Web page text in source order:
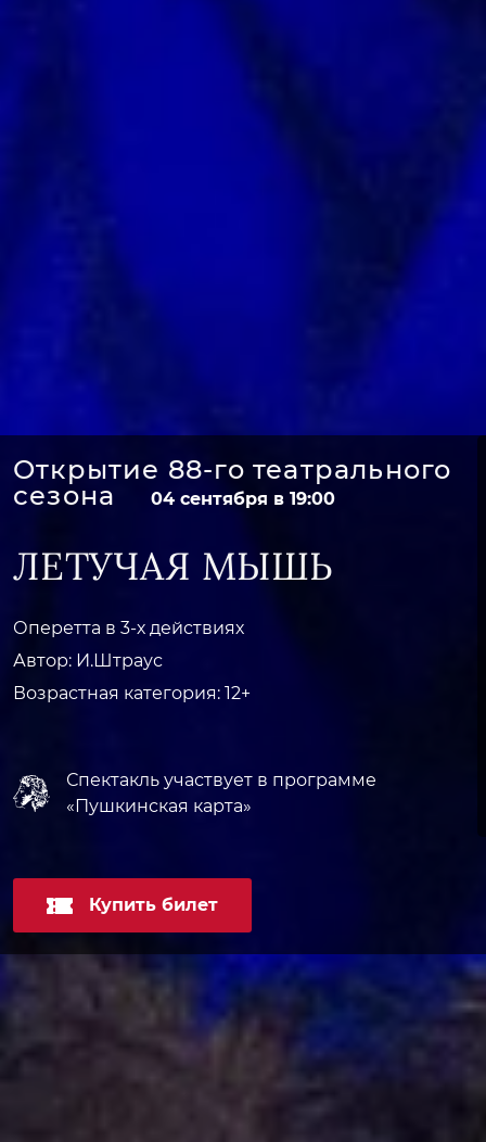
Открытие 88-го театрального
сезона
04 сентября в 19:00
ЛЕТУЧАЯ МЫШЬ
Оперетта в 3-х действиях
Автор: И.Штраус
Возрастная категория: 12+
Спектакль участвует в программе
«Пушкинская карта»
Купить билет